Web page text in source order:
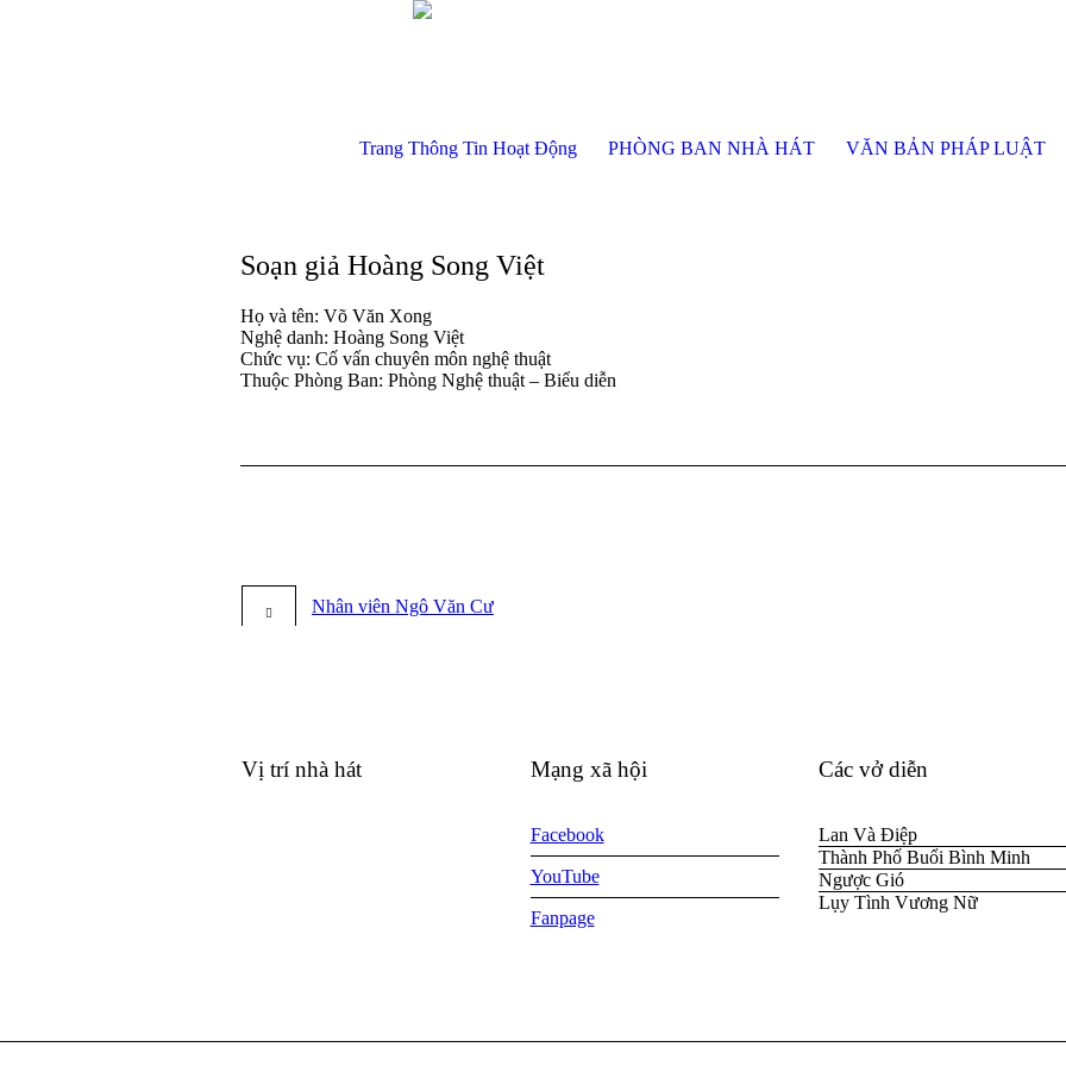
Trang Thông Tin Hoạt Động PHÒNG BAN NHÀ HÁT VĂN BẢN PHÁP LUẬT
Soạn giả Hoàng Song Việt
Họ và tên: Võ Văn Xong
Nghệ danh: Hoàng Song Việt
Chức vụ: Cố vấn chuyên môn nghệ thuật
Thuộc Phòng Ban: Phòng Nghệ thuật – Biểu diễn
Nhân viên Ngô Văn Cư
Vị trí nhà hát Mạng xã hội
Facebook
YouTube
Fanpage
Các vở diễn
Lan Và Điệp
Thành Phố Buổi Bình Minh
Ngược Gió
Lụy Tình Vương Nữ